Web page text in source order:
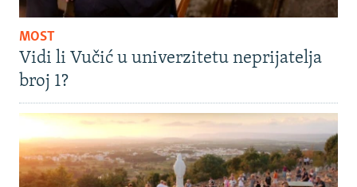
MOST
Vidi li Vučić u univerzitetu neprijatelja
broj 1?